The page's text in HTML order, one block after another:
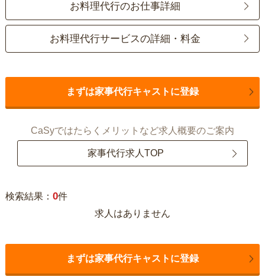
お料理代行のお仕事詳細
お料理代行サービスの詳細・料金
まずは家事代行キャストに登録
CaSyではたらくメリットなど求人概要のご案内
家事代行求人TOP
検索結果： 0件
求人はありません
まずは家事代行キャストに登録